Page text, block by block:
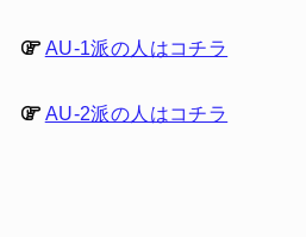
AU-1派の人はコチラ
AU-2派の人はコチラ